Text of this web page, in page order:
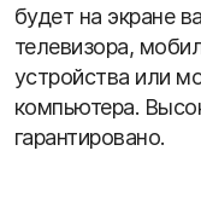
будет на экране
телевизора,
устройства или
компьютера.
гарантировано.